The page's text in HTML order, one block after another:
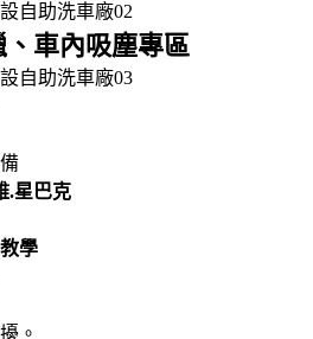
車內吸塵專區
.星巴克
學
。